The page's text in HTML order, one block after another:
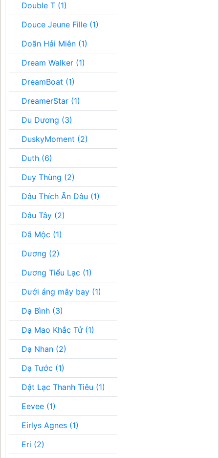
Double T (1)
Douce Jeune Fille (1)
Doãn Hải Miên (1)
Dream Walker (1)
DreamBoat (1)
DreamerStar (1)
Du Dương (3)
DuskyMoment (2)
Duth (6)
Duy Thùng (2)
Dâu Thích Ăn Dâu (1)
Dâu Tây (2)
Dã Mộc (1)
Dương (2)
Dương Tiểu Lạc (1)
Dưới áng mây bay (1)
Dạ Bình (3)
Dạ Mao Khắc Tử (1)
Dạ Nhan (2)
Dạ Tước (1)
Dật Lạc Thanh Tiêu (1)
Eevee (1)
Eirlys Agnes (1)
Eri (2)